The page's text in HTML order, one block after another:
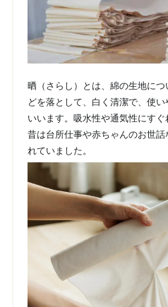
晒（さらし）とは、綿の生地に
どを落として、白く清潔で、使
いいます。吸水性や通気性にすぐ
昔は台所仕事や赤ちゃんのお世
れていました。